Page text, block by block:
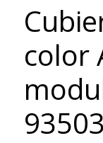
color